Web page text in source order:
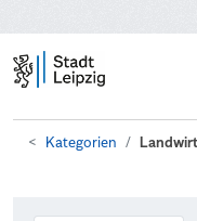
Kategorien